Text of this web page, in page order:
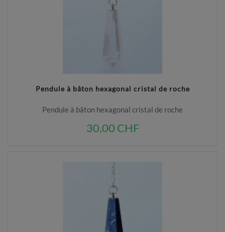
Pendule à bâton hexagonal cristal de roche
Pendule à bâton hexagonal cristal de roche
30,00 CHF